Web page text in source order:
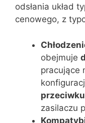
odsłania układ
cenowego, z
obejmuje
pracujące
zasilaczu